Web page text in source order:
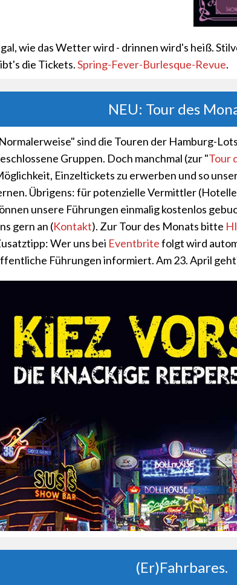
wie das Wetter wird - drinnen wird's heiß.
die Tickets.Spring-Fever-Burlesque-Revue.
NEU: Tour des
sind die Touren der Hamburg-
Gruppen. Doch manchmal (zur "Tour
Einzeltickets zu erwerben und so
Übrigens: für potenzielle Vermittler
unsere Führungen einmalig kostenlos
gern an (Kontakt). Zur Tour des Monats bitte
Wer uns bei Eventbritefolgt wird
Führungen informiert. Am 23. April
(Er)Fahrbares.